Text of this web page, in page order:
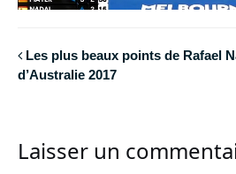
Les plus beaux points de Rafael
d’Australie 2017
Laisser un